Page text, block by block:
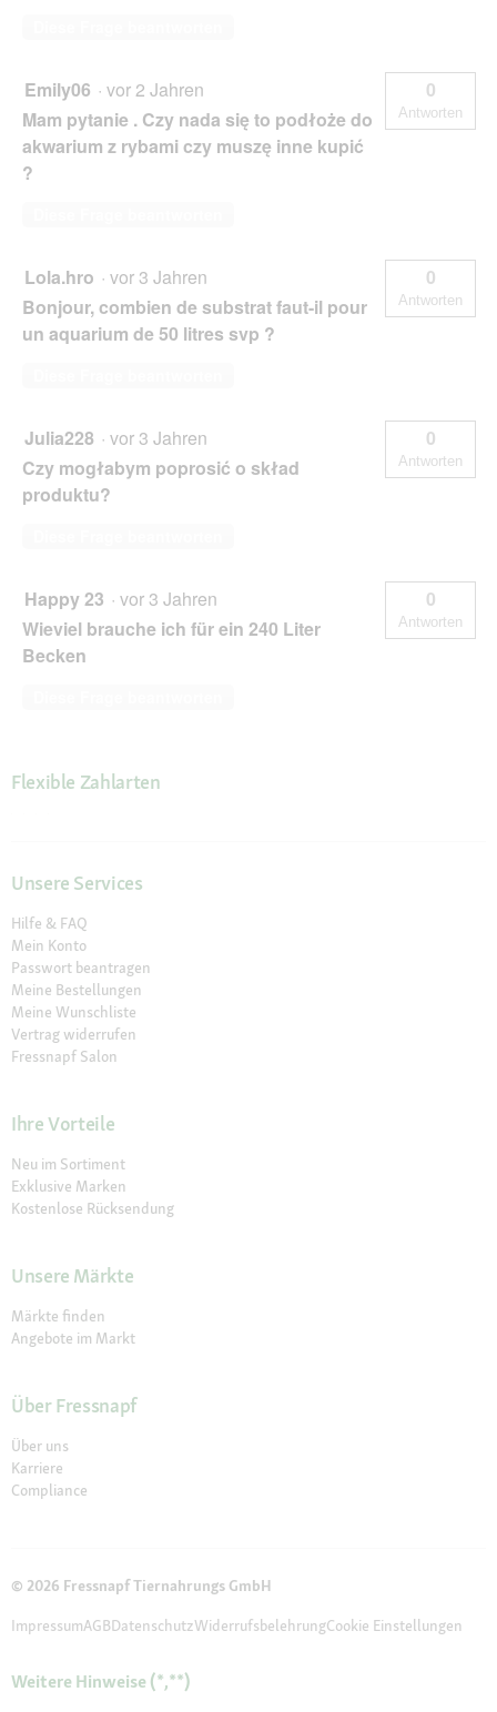
Emily06 · vor 2 Jahren
Mam pytanie . Czy nada się to podłoże do
akwarium z rybami czy muszę inne kupić
?
0
Antworten
Lola.hro · vor 3 Jahren
Bonjour, combien de substrat faut-il pour
un aquarium de 50 litres svp ?
0
Antworten
Julia228 · vor 3 Jahren
Czy mogłabym poprosić o skład
produktu?
0
Antworten
Happy 23 · vor 3 Jahren
Wieviel brauche ich für ein 240 Liter
Becken
0
Antworten
Flexible Zahlarten
Unsere Services
Hilfe & FAQ
Mein Konto
Passwort beantragen
Meine Bestellungen
Meine Wunschliste
Vertrag widerrufen
Fressnapf Salon
Ihre Vorteile
Neu im Sortiment
Exklusive Marken
Kostenlose Rücksendung
Unsere Märkte
Märkte finden
Angebote im Markt
Über Fressnapf
Über uns
Karriere
Compliance
© 2026 Fressnapf Tiernahrungs GmbH
ImpressumAGBDatenschutzWiderrufsbelehrungCookie Einstellungen
Weitere Hinweise (*,**)